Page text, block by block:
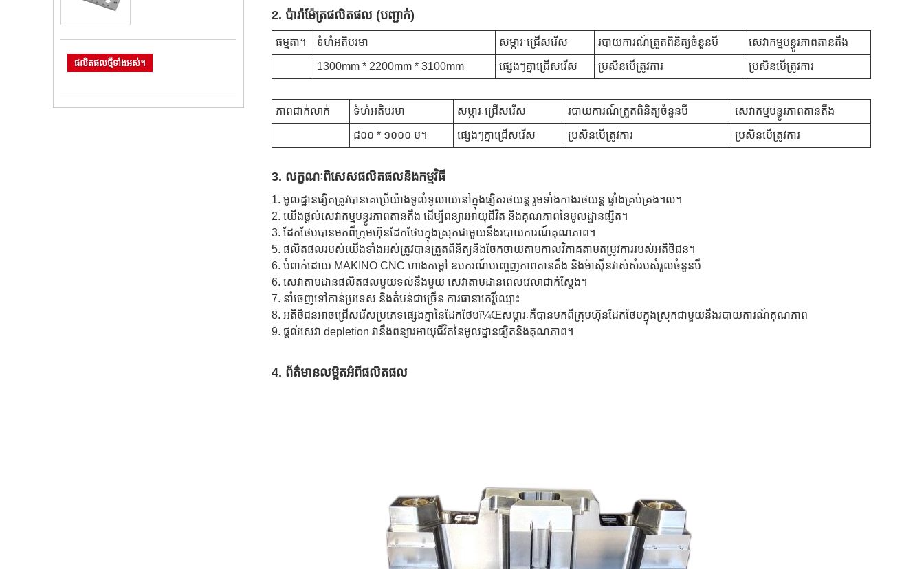
ផលិតផលថ្មីទាំងអស់។
2. ប៉ារ៉ាម៉ែត្រផលិតផល (បញ្ជាក់)
ធម្មតា។ ទំហំអតិបរមា សម្ភារៈជ្រើសរើស របាយការណ៍ត្រួតពិនិត្យចំនួនបី សេវាកម្មបន្ធូរភាពតានតឹង
1300mm * 2200mm * 3100mm ផ្សេងៗគ្នាជ្រើសរើស ប្រសិនបើ​ត្រូវការ ប្រសិនបើ​ត្រូវការ
ភាពជាក់លាក់ ទំហំអតិបរមា សម្ភារៈជ្រើសរើស របាយការណ៍ត្រួតពិនិត្យចំនួនបី សេវាកម្មបន្ធូរភាពតានតឹង
៨០០ * ១០០០ ម។ ផ្សេងៗគ្នាជ្រើសរើស ប្រសិនបើ​ត្រូវការ ប្រសិនបើ​ត្រូវការ
3. លក្ខណៈពិសេសផលិតផលនិងកម្មវិធី
1. មូលដ្ឋានផ្សិតត្រូវបានគេប្រើយ៉ាងទូលំទូលាយនៅក្នុងផ្សិតរថយន្ត រួមទាំងកាងរថយន្ត ផ្ទាំងគ្រប់គ្រង។ល។
2. យើងផ្តល់សេវាកម្មបន្ធូរភាពតានតឹង ដើម្បីពន្យារអាយុជីវិត និងគុណភាពនៃមូលដ្ឋានផ្សិត។
3. ដែកថែបបានមកពីក្រុមហ៊ុនដែកថែបក្នុងស្រុកជាមួយនឹងរបាយការណ៍គុណភាព។
5. ផលិតផលរបស់យើងទាំងអស់ត្រូវបានត្រួតពិនិត្យនិងចែកចាយតាមកាលវិភាគតាមតម្រូវការរបស់អតិថិជន។
6. បំពាក់ដោយ MAKINO CNC ហាងកម្តៅ ឧបករណ៍បញ្ចេញភាពតានតឹង និងម៉ាស៊ីនវាស់សំរបសំរួលចំនួនបី
6. សេវាតាមដានផលិតផលមួយទល់នឹងមួយ សេវាតាមដានពេលវេលាជាក់ស្តែង។
7. នាំចេញទៅកាន់ប្រទេស និងតំបន់ជាច្រើន ការធានាកេរ្តិ៍ឈ្មោះ
8. អតិថិជនអាចជ្រើសរើសប្រភេទផ្សេងគ្នានៃដែកថែបï¼Œសម្ភារៈគឺបានមកពីក្រុមហ៊ុនដែកថែបក្នុងស្រុកជាមួយនឹងរបាយការណ៍គុណភាព
9. ផ្តល់សេវា depletion វានឹងពន្យារអាយុជីវិតនៃមូលដ្ឋានផ្សិតនិងគុណភាព។
4. ព័ត៌មានលម្អិតអំពីផលិតផល